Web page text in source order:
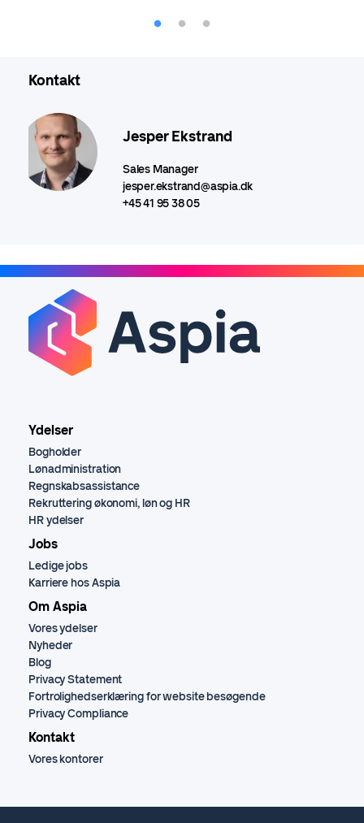
Kontakt
Jesper Ekstrand
Sales Manager
jesper.ekstrand@aspia.dk
+45 41 95 38 05
Ydelser
Bogholder
Lønadministration
Regnskabsassistance
Rekruttering økonomi, løn og HR
HR ydelser
Jobs
Ledige jobs
Karriere hos Aspia
Om Aspia
Vores ydelser
Nyheder
Blog
Privacy Statement
Fortrolighedserklæring for website besøgende
Privacy Compliance
Kontakt
Vores kontorer